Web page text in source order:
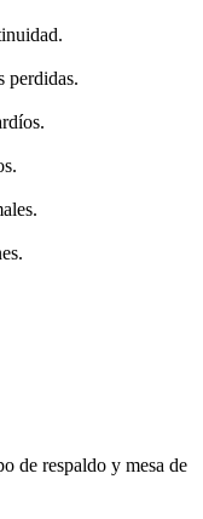
perdidas.
de respaldo y mesa de